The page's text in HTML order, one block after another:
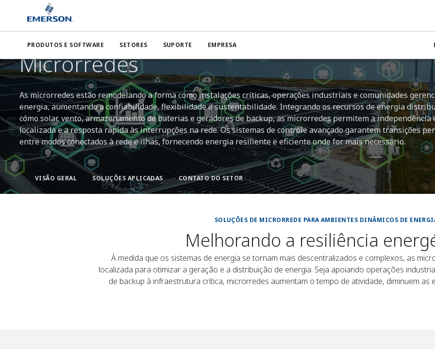
PRODUTOS E SOFTWARE SETORES SUPORTE EMPRESA
Emerson Indústrias
ENERGIA ESCALÁVEL E CONFIÁVEL PARA CENÁRIOS ENERGÉTICOS EM EVOLUÇÃO
Microrredes
As microrredes estão remodelando a forma como instalações críticas, operações industriais e comunidades
energia, aumentando a confiabilidade, flexibilidade e sustentabilidade. Integrando os recursos de energia
como solar, vento, armazenamento de baterias e geradores de backup, as microrredes permitem a independência
localizada e a resposta rápida às interrupções na rede. Os sistemas de controle avançado garantem transições
entre modos conectados à rede e ilhas, fornecendo energia resiliente e eficiente onde for mais necessário.
VISÃO GERAL SOLUÇÕES APLICADAS CONTATO DO SETOR
SOLUÇÕES DE MICRORREDE PARA AMBIENTES DINÂMICOS DE
Melhorando a resiliência
À medida que os sistemas de energia se tornam mais descentralizados e complexos, as
localizada para otimizar a geração e a distribuição de energia. Seja apoiando operações
de backup à infraestrutura crítica, microrredes aumentam o tempo de atividade, diminuem as